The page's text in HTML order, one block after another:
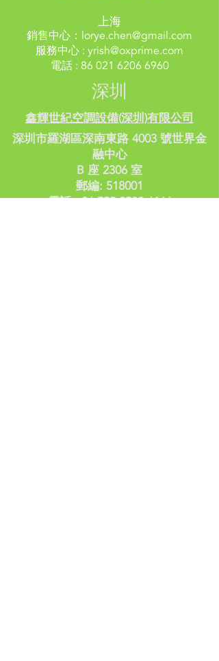
上海
銷售中心： lorye.chen@gmail.com
服務中心 : yrish@oxprime.com
電話 : 86 021 6206 6960
深圳
鑫輝世紀空調設備(深圳)有限公司
深圳市羅湖區深南東路 4003 號世界金
融中心
B 座 2306 室
郵編: 518001
電話 :86 755 2589 6166